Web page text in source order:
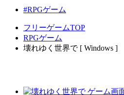
#RPGゲーム
フリーゲームTOP
RPGゲーム
壊れゆく世界で [ Windows ]